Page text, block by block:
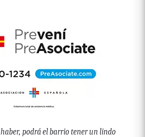
haber, podrá el barrio tener un lindo